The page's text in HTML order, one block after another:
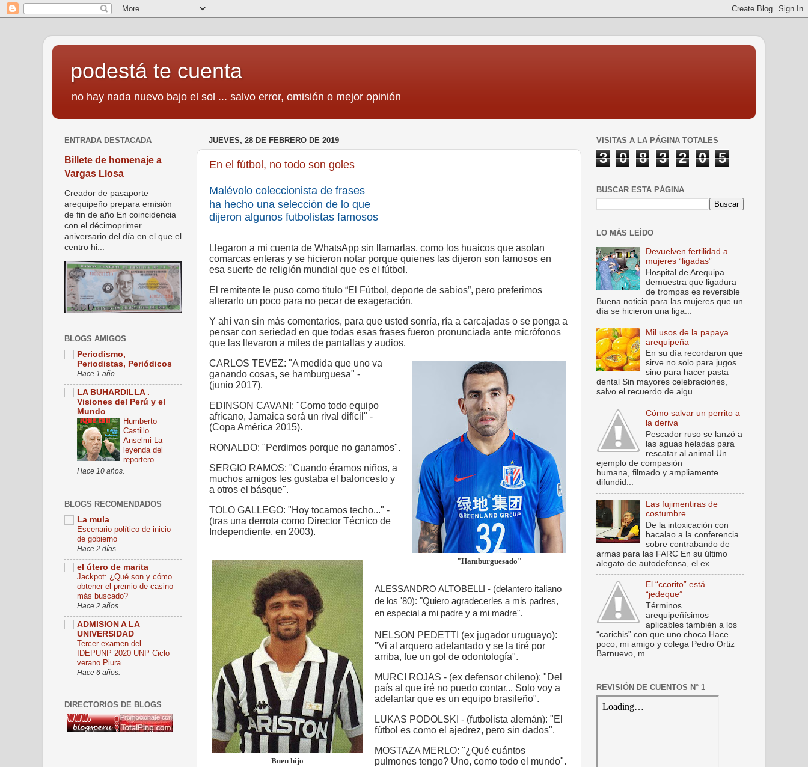
podestá te cuenta
no hay nada nuevo bajo el sol ... salvo error, omisión o mejor opinión
JUEVES, 28 DE FEBRERO DE 2019
En el fútbol, no todo son goles
Malévolo coleccionista de frases
ha hecho una selección de lo que
dijeron algunos futbolistas famosos
Llegaron a mi cuenta de WhatsApp sin llamarlas, como los huaicos que asolan
comarcas enteras y se hicieron notar porque quienes las dijeron son famosos en
esa suerte de religión mundial que es el fútbol.
El remitente le puso como título “El Fútbol, deporte de sabios”, pero preferimos
alterarlo un poco para no pecar de exageración.
Y ahí van sin más comentarios, para que usted sonría, ría a carcajadas o se ponga a
pensar con seriedad en que todas esas frases fueron pronunciada ante micrófonos
que las llevaron a miles de pantallas y audios.
"Hamburguesado"
CARLOS TEVEZ: "A medida que uno va
ganando cosas, se hamburguesa" -
(junio 2017).
EDINSON CAVANI: "Como todo equipo
africano, Jamaica será un rival difícil" -
(Copa América 2015).
RONALDO: "Perdimos porque no ganamos".
SERGIO RAMOS: "Cuando éramos niños, a
muchos amigos les gustaba el baloncesto y
a otros el básque".
TOLO GALLEGO: "Hoy tocamos techo..." -
(tras una derrota como Director Técnico de
Independiente, en 2003).
Buen hijo
ALESSANDRO ALTOBELLI - (delantero italiano
de los '80): "Quiero agradecerles a mis padres,
en especial a mi padre y a mi madre".
NELSON PEDETTI (ex jugador uruguayo):
"Vi al arquero adelantado y se la tiré por
arriba, fue un gol de odontología".
MURCI ROJAS - (ex defensor chileno): "Del
país al que iré no puedo contar... Solo voy a
adelantar que es un equipo brasileño".
LUKAS PODOLSKI - (futbolista alemán): "El
fútbol es como el ajedrez, pero sin dados".
MOSTAZA MERLO: "¿Qué cuántos
pulmones tengo? Uno, como todo el mundo".
ENTRADA DESTACADA
Billete de homenaje a
Vargas Llosa
Creador de pasaporte
arequipeño prepara emisión
de fin de año En coincidencia
con el décimoprimer
aniversario del día en el que el
centro hi...
BLOGS AMIGOS
Periodismo,
Periodistas, Periódicos
Hace 1 año.
LA BUHARDILLA .
Visiones del Perú y el
Mundo
Humberto
Castillo
Anselmi La
leyenda del
reportero
Hace 10 años.
BLOGS RECOMENDADOS
La mula
Escenario político de inicio
de gobierno
Hace 2 días.
el útero de marita
Jackpot: ¿Qué son y cómo
obtener el premio de casino
más buscado?
Hace 2 años.
ADMISION A LA
UNIVERSIDAD
Tercer examen del
IDEPUNP 2020 UNP Ciclo
verano Piura
Hace 6 años.
DIRECTORIOS DE BLOGS
VISITAS A LA PÁGINA TOTALES
3 0 8 3 2 0 5
BUSCAR ESTA PÁGINA
LO MÁS LEÍDO
Devuelven fertilidad a
mujeres “ligadas”
Hospital de Arequipa
demuestra que ligadura
de trompas es reversible
Buena noticia para las mujeres que un
día se hicieron una liga...
Mil usos de la papaya
arequipeña
En su día recordaron que
sirve no solo para jugos
sino para hacer pasta
dental Sin mayores celebraciones,
salvo el recuerdo de algu...
Cómo salvar un perrito a
la deriva
Pescador ruso se lanzó a
las aguas heladas para
rescatar al animal Un
ejemplo de compasión
humana, filmado y ampliamente
difundid...
Las fujimentiras de
costumbre
De la intoxicación con
bacalao a la conferencia
sobre contrabando de
armas para las FARC En su último
alegato de autodefensa, el ex ...
El “ccorito” está
“jedeque”
Términos
arequipeñísimos
aplicables también a los
“carichis” con que uno choca Hace
poco, mi amigo y colega Pedro Ortiz
Barnuevo, m...
REVISIÓN DE CUENTOS N° 1